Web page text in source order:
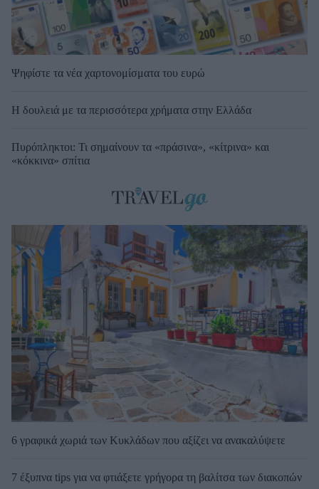
Ψηφίστε τα νέα χαρτονομίσματα του ευρώ
Η δουλειά με τα περισσότερα χρήματα στην Ελλάδα
Πυρόπληκτοι: Τι σημαίνουν τα «πράσινα», «κίτρινα» και
«κόκκινα» σπίτια
6 γραφικά χωριά των Κυκλάδων που αξίζει να ανακαλύψετε
7 έξυπνα tips για να φτιάξετε γρήγορα τη βαλίτσα των διακοπών